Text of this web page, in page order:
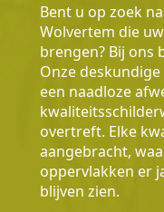
Bent u op zoek
Wolvertem die
brengen? Bij ons
Onze
een naadloze
overtreft. Elke
aangebracht,
oppervlakken er
blijven zien.